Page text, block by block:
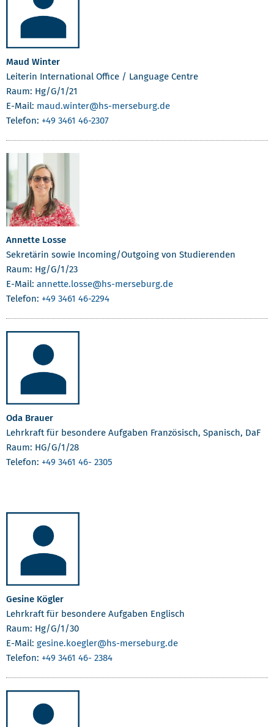
Maud Winter
Leiterin International Office / Language Centre
Raum: Hg/G/1/21
E-Mail: maud.winter@hs-merseburg.de
Telefon: +49 3461 46-2307
Annette Losse
Sekretärin sowie Incoming/Outgoing von Studierenden
Raum: Hg/G/1/23
E-Mail: annette.losse@hs-merseburg.de
Telefon: +49 3461 46-2294
Oda Brauer
Lehrkraft für besondere Aufgaben Französisch, Spanisch, DaF
Raum: HG/G/1/28
Telefon: +49 3461 46- 2305
Gesine Kögler
Lehrkraft für besondere Aufgaben Englisch
Raum: Hg/G/1/30
E-Mail: gesine.koegler@hs-merseburg.de
Telefon: +49 3461 46- 2384